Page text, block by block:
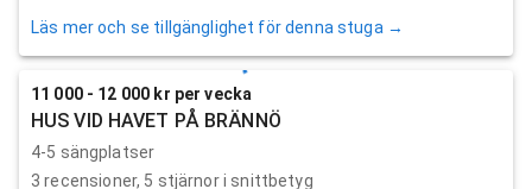
Läs mer och se tillgänglighet för denna stuga →
11 000 - 12 000 kr per vecka
HUS VID HAVET PÅ BRÄNNÖ
4-5 sängplatser
3 recensioner, 5 stjärnor i snittbetyg